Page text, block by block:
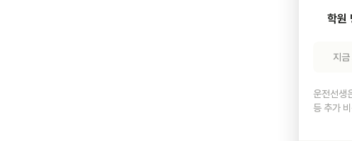
학원
지
운전선생
등 추가